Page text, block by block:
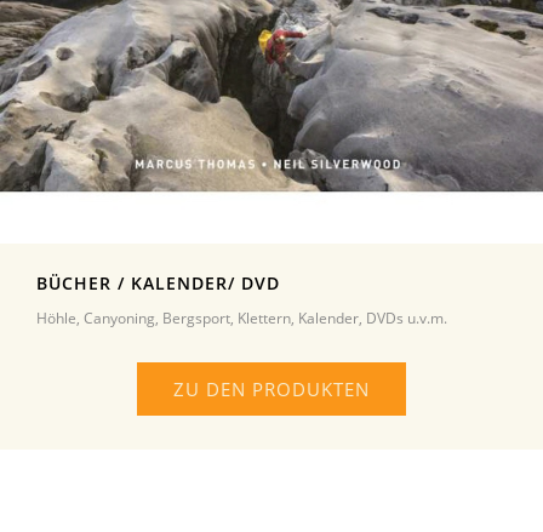
BÜCHER / KALENDER/ DVD
Höhle, Canyoning, Bergsport, Klettern, Kalender, DVDs u.v.m.
ZU DEN PRODUKTEN